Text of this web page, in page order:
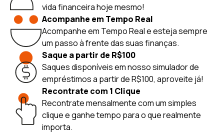
vida financeira hoje mesmo!
Acompanhe em Tempo Real
Acompanhe em Tempo Real e esteja sempre
um passo à frente das suas finanças.
Saque a partir de R$100
Saques disponíveis em nosso simulador de
empréstimos a partir de R$100, aproveite já!
Recontrate com 1 Clique
Recontrate mensalmente com um simples
clique e ganhe tempo para o que realmente
importa.